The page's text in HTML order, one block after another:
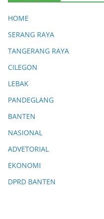
HOME
SERANG RAYA
TANGERANG RAYA
CILEGON
LEBAK
PANDEGLANG
BANTEN
NASIONAL
ADVETORIAL
EKONOMI
DPRD BANTEN